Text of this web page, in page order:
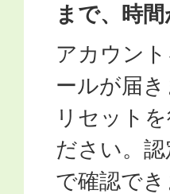
まで、時
アカウン
ールが届
リセット
ださい。
で確認でき